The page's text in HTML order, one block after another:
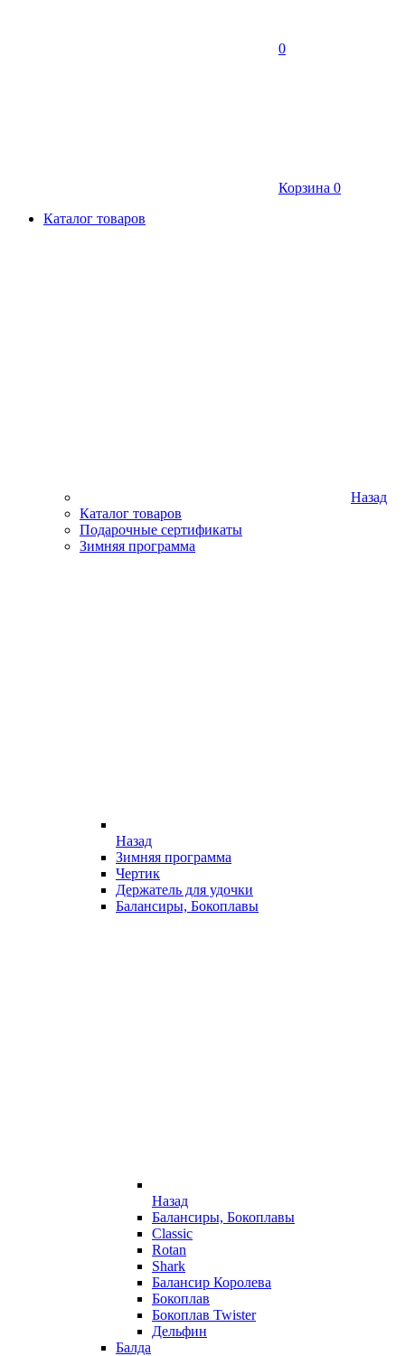
0
Корзина 0
Каталог товаров
Назад
Каталог товаров
Подарочные сертификаты
Зимняя программа
Назад
Зимняя программа
Чертик
Держатель для удочки
Балансиры, Бокоплавы
Назад
Балансиры, Бокоплавы
Classic
Rotan
Shark
Балансир Королева
Бокоплав
Бокоплав Twister
Дельфин
Балда